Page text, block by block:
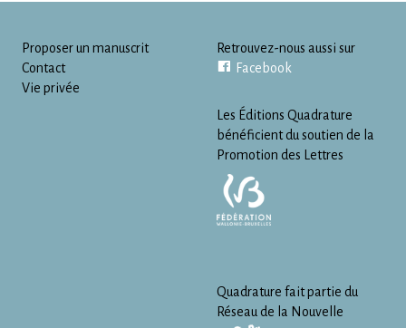
Proposer un manuscrit
Contact
Vie privée
Retrouvez-nous aussi sur
Facebook
Les Éditions Quadrature
bénéficient du soutien de la
Promotion des Lettres
Quadrature fait partie du
Réseau de la Nouvelle